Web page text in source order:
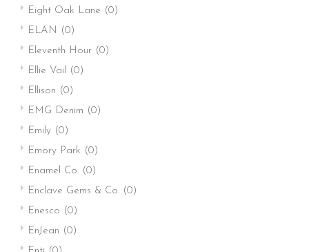
Eight Oak Lane (0)
ELAN (0)
Eleventh Hour (0)
Ellie Vail (0)
Ellison (0)
EMG Denim (0)
Emily (0)
Emory Park (0)
Enamel Co. (0)
Enclave Gems & Co. (0)
Enesco (0)
EnJean (0)